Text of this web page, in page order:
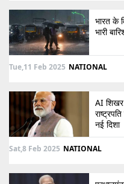
भारत के
भारी
Tue,11 Feb 2025 NATIONAL
AI शिखर
नई दिशा
Sat,8 Feb 2025 NATIONAL